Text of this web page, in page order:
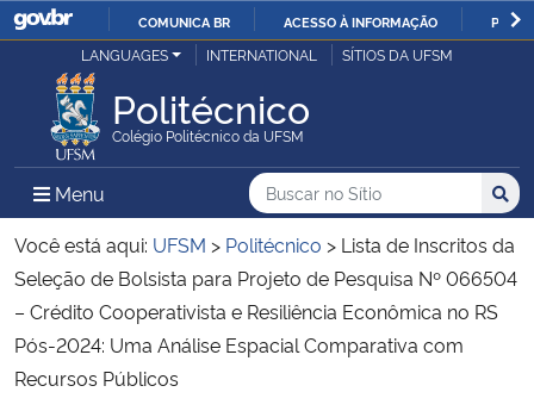
IR
O
COMUNICA BR ACESSO À INFORMAÇÃO
Ministério da Justiça e Segurança Pública
Ministério da Defesa
Ministério das Relações Exteriores
Ministério da Economia
LANGUAGES INTERNATIONAL SÍTIOS DA UFSM
Politécnico
Colégio Politécnico da UFSM
Menu Menu Principal do Sítio
Busca
Buscar no no Sítio
Busca:
Você está aqui: UFSM > Politécnico > Lista de Inscritos da
Seleção de Bolsista para Projeto de Pesquisa Nº 066504
– Crédito Cooperativista e Resiliência Econômica no RS
Pós-2024: Uma Análise Espacial Comparativa com
Recursos Públicos